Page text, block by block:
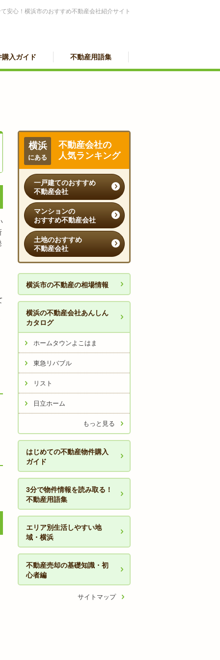
安心！横浜市のおすすめ不動産会社紹介サイト
入ガイド 不動産用語集
横浜
にある
不動産会社の
人気ランキング
一戸建てのおすすめ
不動産会社
マンションの
おすすめ不動産会社
土地のおすすめ
不動産会社
横浜市の不動産の相場情報
横浜の不動産会社あんしん
カタログ
ホームタウンよこはま
東急リバブル
リスト
日立ホーム
もっと見る
はじめての不動産物件購入
ガイド
3分で物件情報を読み取る！
不動産用語集
エリア別生活しやすい地
域・横浜
不動産売却の基礎知識・初
心者編
サイトマップ